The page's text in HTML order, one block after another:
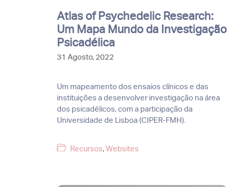
Atlas of Psychedelic Research:
Um Mapa Mundo da Investigação
Psicadélica
31 Agosto, 2022
Um mapeamento dos ensaios clínicos e das
instituições a desenvolver investigação na área
dos psicadélicos, com a participação da
Universidade de Lisboa (CIPER-FMH).
Categorias
Recursos,Websites